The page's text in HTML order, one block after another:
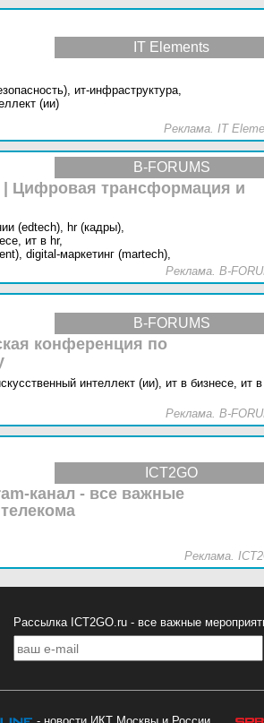
IT Elements
ит-инфраструктура,
(ии)
Реклама. IT
B-FORUMS
| Цифровая трансформация и
(edtech), hr (кадры),
ит в hr,
digital-маркетинг (martech),
Реклама. B-
B-FORUMS
конференция по
интеллект (ии), ит в бизнесе, ит в
Реклама. B-
ICT2GO
канал - все важные
Реклама.
Рассылка ICT2GO.ru - все важные
- новости ИКТ Москвы и России